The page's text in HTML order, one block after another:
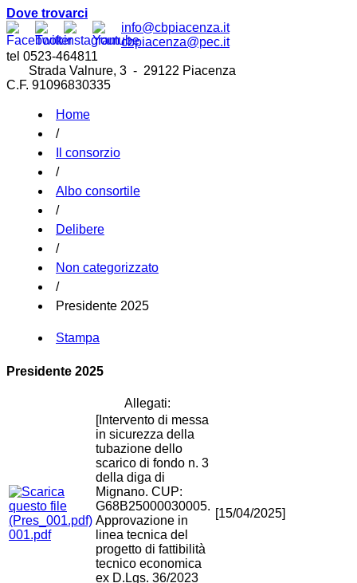
Dove trovarci
info@cbpiacenza.it
cbpiacenza@pec.it
tel 0523-464811
Strada Valnure, 3 - 29122 Piacenza
C.F. 91096830335
Home
/
Il consorzio
/
Albo consortile
/
Delibere
/
Non categorizzato
/
Presidente 2025
Stampa
Presidente 2025
Allegati:
001.pdf
[Intervento di messa
in sicurezza della
tubazione dello
scarico di fondo n. 3
della diga di
Mignano. CUP:
G68B25000030005.
Approvazione in
linea tecnica del
progetto di fattibilità
tecnico economica
ex D.Lgs. 36/2023
[15/04/2025]